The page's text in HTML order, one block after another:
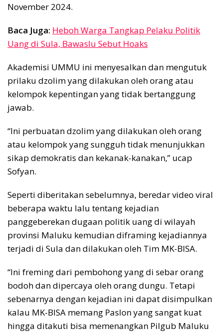
November 2024.
Baca Juga: Heboh Warga Tangkap Pelaku Politik
Uang di Sula, Bawaslu Sebut Hoaks
Akademisi UMMU ini menyesalkan dan mengutuk
prilaku dzolim yang dilakukan oleh orang atau
kelompok kepentingan yang tidak bertanggung
jawab.
“Ini perbuatan dzolim yang dilakukan oleh orang
atau kelompok yang sungguh tidak menunjukkan
sikap demokratis dan kekanak-kanakan,” ucap
Sofyan.
Seperti diberitakan sebelumnya, beredar video viral
beberapa waktu lalu tentang kejadian
panggeberekan dugaan politik uang di wilayah
provinsi Maluku kemudian diframing kejadiannya
terjadi di Sula dan dilakukan oleh Tim MK-BISA.
“Ini freming dari pembohong yang di sebar orang
bodoh dan dipercaya oleh orang dungu. Tetapi
sebenarnya dengan kejadian ini dapat disimpulkan
kalau MK-BISA memang Paslon yang sangat kuat
hingga ditakuti bisa memenangkan Pilgub Maluku